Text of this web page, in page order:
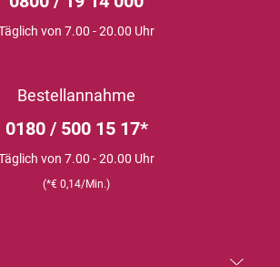
von 7.00 - 20.00 Uhr
Bestellannahme
0180 / 500 15 17*
von 7.00 - 20.00 Uhr
(*€ 0,14/Min.)